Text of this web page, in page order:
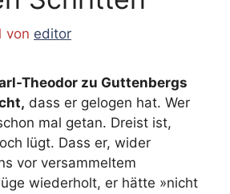
von editor
Theodor zu Guttenbergs
dass er gelogen hat. Wer
mal getan. Dreist ist,
lügt. Dass er, wider
vor versammeltem
wiederholt, er hätte »nicht